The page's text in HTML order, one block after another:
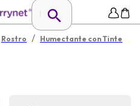
Rostro / Humectante con Tinte